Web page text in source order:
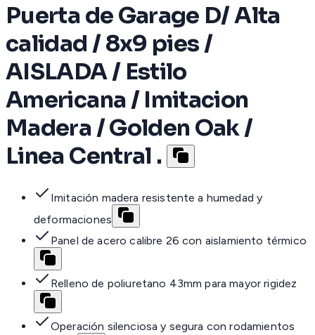
Puerta de Garage D/ Alta
calidad / 8x9 pies /
AISLADA / Estilo
Americana / Imitacion
Madera / Golden Oak /
Linea Central .
Imitación madera resistente a humedad y
deformaciones
Panel de acero calibre 26 con aislamiento térmico
Relleno de poliuretano 43mm para mayor rigidez
Operación silenciosa y segura con rodamientos